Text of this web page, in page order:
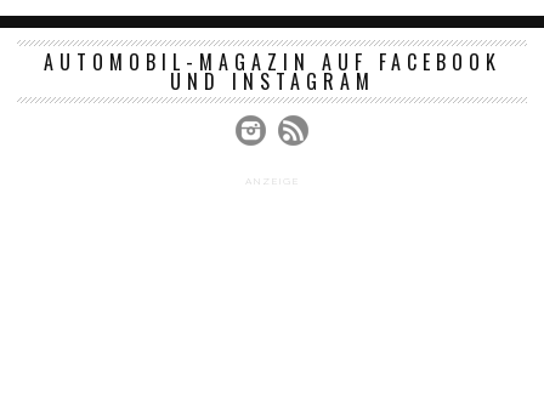
AUTOMOBIL-MAGAZIN AUF FACEBOOK
UND INSTAGRAM
ANZEIGE